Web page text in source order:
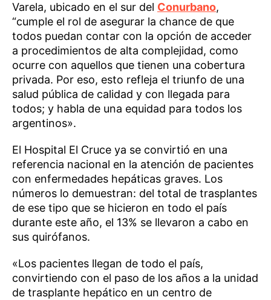
Varela, ubicado en el sur del Conurbano,
“cumple el rol de asegurar la chance de que
todos puedan contar con la opción de acceder
a procedimientos de alta complejidad, como
ocurre con aquellos que tienen una cobertura
privada. Por eso, esto refleja el triunfo de una
salud pública de calidad y con llegada para
todos; y habla de una equidad para todos los
argentinos».
El Hospital El Cruce ya se convirtió en una
referencia nacional en la atención de pacientes
con enfermedades hepáticas graves. Los
números lo demuestran: del total de trasplantes
de ese tipo que se hicieron en todo el país
durante este año, el 13% se llevaron a cabo en
sus quirófanos.
«Los pacientes llegan de todo el país,
convirtiendo con el paso de los años a la unidad
de trasplante hepático en un centro de